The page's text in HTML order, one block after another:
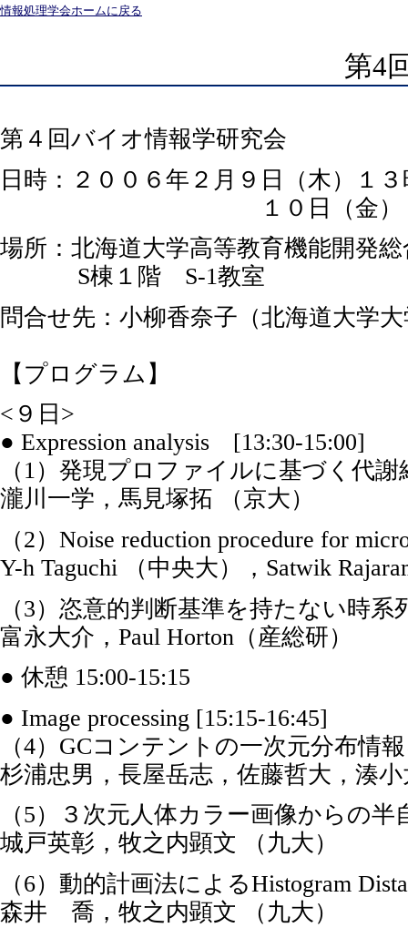
情報処理学会ホームに戻る
第4
第４回バイオ情報学研究会
日時：２００６年２月９日（木）１
１０日（金）９時３
場所：北海道大学高等教育機能開発
S棟１階 S-1教室
問合せ先：小柳香奈子（北海道大学
【プログラム】
<９日>
● Expression analysis [13:30-15:00]
（1）発現プロファイルに基づく代
瀧川一学，馬見塚拓 （京大）
（2）Noise reduction procedure for
Y-h Taguchi （中央大），Satwik
（3）恣意的判断基準を持たない時
富永大介，Paul Horton（産総研）
● 休憩 15:00-15:15
● Image processing [15:15-16:45]
（4）GCコンテントの一次元分布情
杉浦忠男，長屋岳志，佐藤哲大，湊
（5）３次元人体カラー画像からの
城戸英彰，牧之内顕文 （九大）
（6）動的計画法によるHistogram
森井 喬，牧之内顕文 （九大）